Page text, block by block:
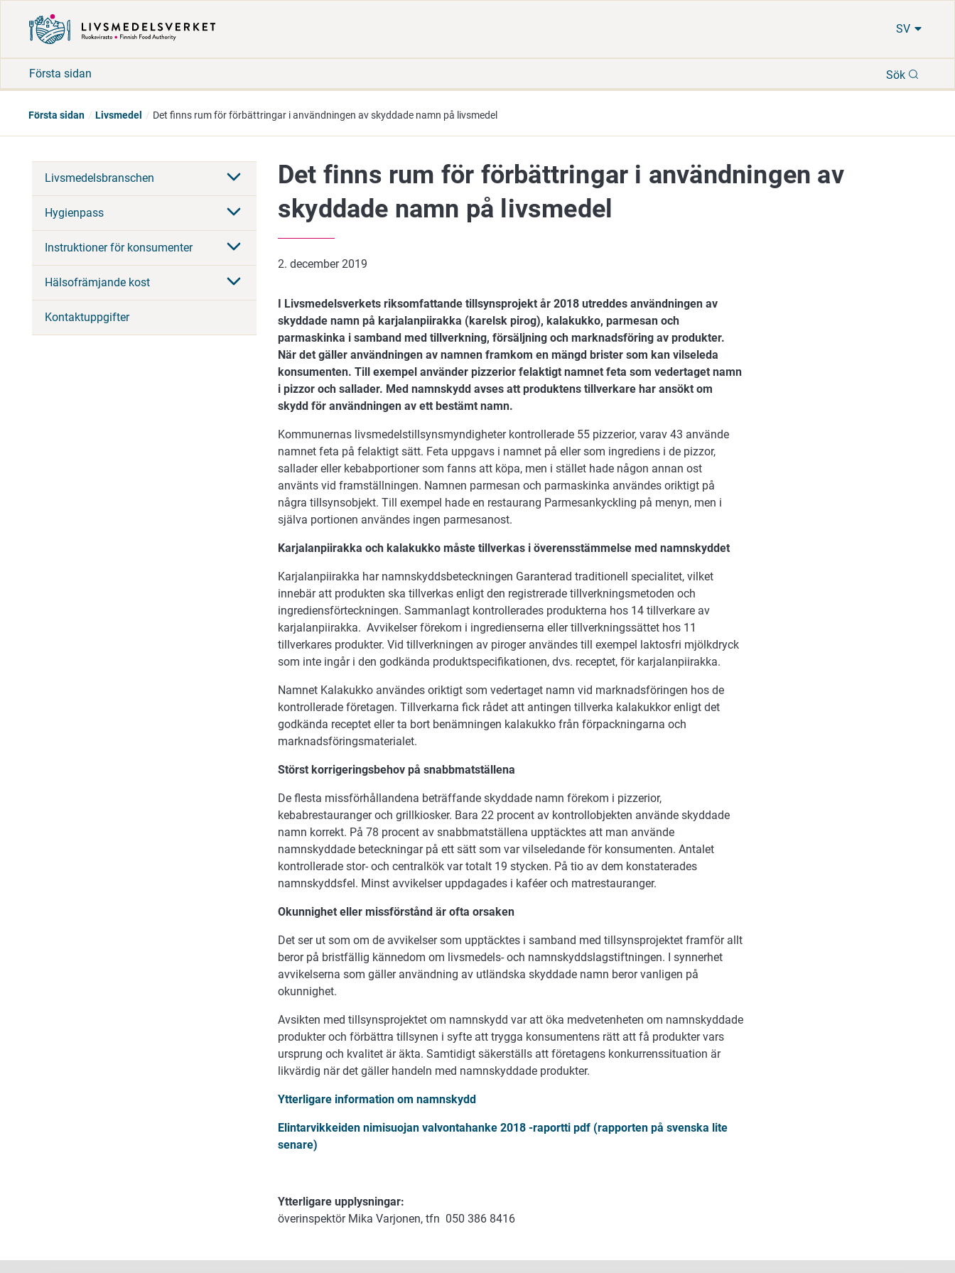
SV
Första sidan Sök
Första sidan Livsmedel Det finns rum för förbättringar i användningen av skyddade namn på livsmedel
Livsmedelsbranschen
Hygienpass
Instruktioner för konsumenter
Hälsofrämjande kost
Kontaktuppgifter
Det finns rum för förbättringar i användningen av
skyddade namn på livsmedel
2. december 2019
I Livsmedelsverkets riksomfattande tillsynsprojekt år 2018 utreddes användningen av
skyddade namn på karjalanpiirakka (karelsk pirog), kalakukko, parmesan och
parmaskinka i samband med tillverkning, försäljning och marknadsföring av produkter.
När det gäller användningen av namnen framkom en mängd brister som kan vilseleda
konsumenten. Till exempel använder pizzerior felaktigt namnet feta som vedertaget namn
i pizzor och sallader. Med namnskydd avses att produktens tillverkare har ansökt om
skydd för användningen av ett bestämt namn.
Kommunernas livsmedelstillsynsmyndigheter kontrollerade 55 pizzerior, varav 43 använde
namnet feta på felaktigt sätt. Feta uppgavs i namnet på eller som ingrediens i de pizzor,
sallader eller kebabportioner som fanns att köpa, men i stället hade någon annan ost
använts vid framställningen. Namnen parmesan och parmaskinka användes oriktigt på
några tillsynsobjekt. Till exempel hade en restaurang Parmesankyckling på menyn, men i
själva portionen användes ingen parmesanost.
Karjalanpiirakka och kalakukko måste tillverkas i överensstämmelse med namnskyddet
Karjalanpiirakka har namnskyddsbeteckningen Garanterad traditionell specialitet, vilket
innebär att produkten ska tillverkas enligt den registrerade tillverkningsmetoden och
ingrediensförteckningen. Sammanlagt kontrollerades produkterna hos 14 tillverkare av
karjalanpiirakka. Avvikelser förekom i ingredienserna eller tillverkningssättet hos 11
tillverkares produkter. Vid tillverkningen av piroger användes till exempel laktosfri mjölkdryck
som inte ingår i den godkända produktspecifikationen, dvs. receptet, för karjalanpiirakka.
Namnet Kalakukko användes oriktigt som vedertaget namn vid marknadsföringen hos de
kontrollerade företagen. Tillverkarna fick rådet att antingen tillverka kalakukkor enligt det
godkända receptet eller ta bort benämningen kalakukko från förpackningarna och
marknadsföringsmaterialet.
Störst korrigeringsbehov på snabbmatställena
De flesta missförhållandena beträffande skyddade namn förekom i pizzerior,
kebabrestauranger och grillkiosker. Bara 22 procent av kontrollobjekten använde skyddade
namn korrekt. På 78 procent av snabbmatställena upptäcktes att man använde
namnskyddade beteckningar på ett sätt som var vilseledande för konsumenten. Antalet
kontrollerade stor- och centralkök var totalt 19 stycken. På tio av dem konstaterades
namnskyddsfel. Minst avvikelser uppdagades i kaféer och matrestauranger.
Okunnighet eller missförstånd är ofta orsaken
Det ser ut som om de avvikelser som upptäcktes i samband med tillsynsprojektet framför allt
beror på bristfällig kännedom om livsmedels- och namnskyddslagstiftningen. I synnerhet
avvikelserna som gäller användning av utländska skyddade namn beror vanligen på
okunnighet.
Avsikten med tillsynsprojektet om namnskydd var att öka medvetenheten om namnskyddade
produkter och förbättra tillsynen i syfte att trygga konsumentens rätt att få produkter vars
ursprung och kvalitet är äkta. Samtidigt säkerställs att företagens konkurrenssituation är
likvärdig när det gäller handeln med namnskyddade produkter.
Ytterligare information om namnskydd
Elintarvikkeiden nimisuojan valvontahanke 2018 -raportti pdf (rapporten på svenska lite
senare)
Ytterligare upplysningar:
överinspektör Mika Varjonen, tfn 050 386 8416